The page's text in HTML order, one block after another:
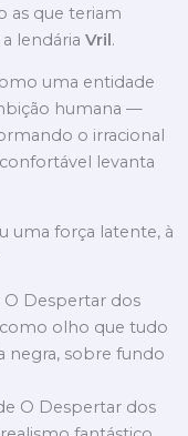
as que teriam
lendária Vril.
uma entidade
humana —
o irracional
levanta
uma força latente, à
O Despertar dos